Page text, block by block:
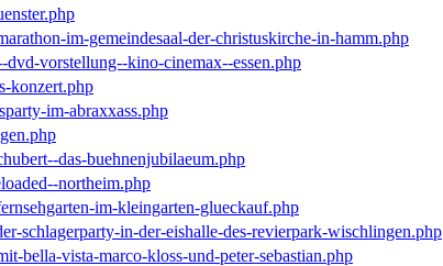
im-gemeindesaal-der-christuskirche-in-hamm.php
vorstellung--kino-cinemax--essen.php
konzert.php
im-abraxxass.php
das-buehnenjubilaeum.php
northeim.php
im-kleingarten-glueckauf.php
schlagerparty-in-der-eishalle-des-revierpark-wischlingen.php
bella-vista-marco-kloss-und-peter-sebastian.php